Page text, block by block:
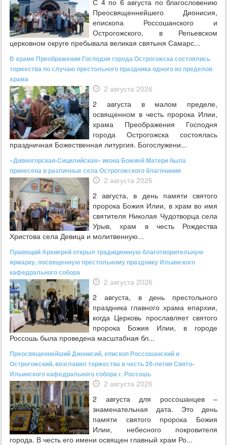
Преосвященнейшего Дионисия,
епископа Россошанского и
Острогожского, в Репьевском
церковном округе пребывала великая святыня Самарс...
В храме Преображения Господня города Острогожска состоялись
торжества по случаю престольного праздника одного из пределов
храма
2 августа 2026
2 августа в малом пределе,
освященном в честь пророка Илии,
храма Преображения Господня
города Острогожска состоялась
праздничная Божественная литургия. Богослужени...
«Дивногорская-Сицилийская» икона Божией Матери была
принесена в различные села Острогожского благочиния
2 августа 2026
2 августа, в день памяти святого
пророка Божия Илии, в храм во имя
святителя Николая Чудотворца села
Урыв, храм в честь Рождества
Христова села Девица и молитвенную...
Правящий Архиерей открыл традиционную благотворительную
ярмарку, посвященную престольному празднику Ильинского
кафедрального собора
2 августа 2026
2 августа, в день престольного
праздника главного храма епархии,
когда Церковь прославляет святого
пророка Божия Илии, в городе
Россошь была проведена масштабная бл...
Преосвященнейший Дионисий, епископ Россошанский и
Острогожский, возглавил торжества в честь 20-летия Свято-
Ильинского кафедрального собора г. Россошь
2 августа 2026
2 августа для россошанцев –
знаменательная дата. Это день
памяти святого пророка Божия
Илии, небесного покровителя
города. В честь его имени освящен главный храм Ро...